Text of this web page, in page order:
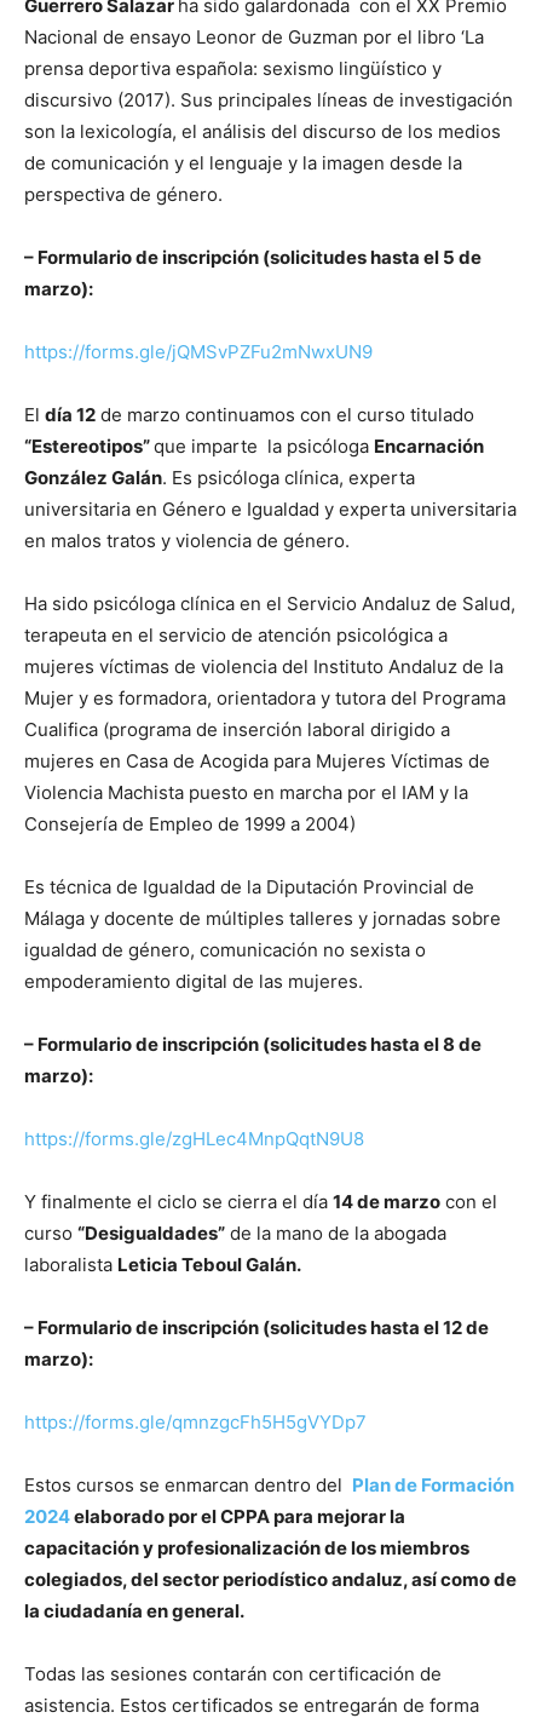
Guerrero Salazar ha sido galardonada con el XX Premio
Nacional de ensayo Leonor de Guzman por el libro ‘La
prensa deportiva española: sexismo lingüístico y
discursivo (2017). Sus principales líneas de investigación
son la lexicología, el análisis del discurso de los medios
de comunicación y el lenguaje y la imagen desde la
perspectiva de género.
– Formulario de inscripción (solicitudes hasta el 5 de
marzo):
https://forms.gle/jQMSvPZFu2mNwxUN9
El día 12 de marzo continuamos con el curso titulado
“Estereotipos”que imparte la psicóloga Encarnación
González Galán. Es psicóloga clínica, experta
universitaria en Género e Igualdad y experta universitaria
en malos tratos y violencia de género.
Ha sido psicóloga clínica en el Servicio Andaluz de Salud,
terapeuta en el servicio de atención psicológica a
mujeres víctimas de violencia del Instituto Andaluz de la
Mujer y es formadora, orientadora y tutora del Programa
Cualifica (programa de inserción laboral dirigido a
mujeres en Casa de Acogida para Mujeres Víctimas de
Violencia Machista puesto en marcha por el IAM y la
Consejería de Empleo de 1999 a 2004)
Es técnica de Igualdad de la Diputación Provincial de
Málaga y docente de múltiples talleres y jornadas sobre
igualdad de género, comunicación no sexista o
empoderamiento digital de las mujeres.
– Formulario de inscripción (solicitudes hasta el 8 de
marzo):
https://forms.gle/zgHLec4MnpQqtN9U8
Y finalmente el ciclo se cierra el día 14 de marzo con el
curso “Desigualdades” de la mano de la abogada
laboralista Leticia Teboul Galán.
– Formulario de inscripción (solicitudes hasta el 12 de
marzo):
https://forms.gle/qmnzgcFh5H5gVYDp7
Estos cursos se enmarcan dentro del Plan de Formación
2024elaborado por el CPPA para mejorar la
capacitación y profesionalización de los miembros
colegiados, del sector periodístico andaluz, así como de
la ciudadanía en general.
Todas las sesiones contarán con certificación de
asistencia. Estos certificados se entregarán de forma